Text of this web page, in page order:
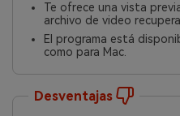
Te ofrece una vista
archivo de video
El programa está
como para Mac.󠀲󠀡󠀩󠀣󠀢󠀢󠀤󠀡󠀠
Desventajas